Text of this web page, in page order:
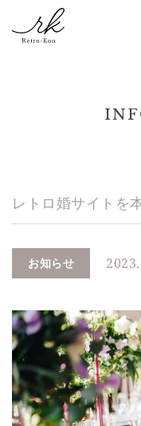
レトロ婚サイトを
お知らせ